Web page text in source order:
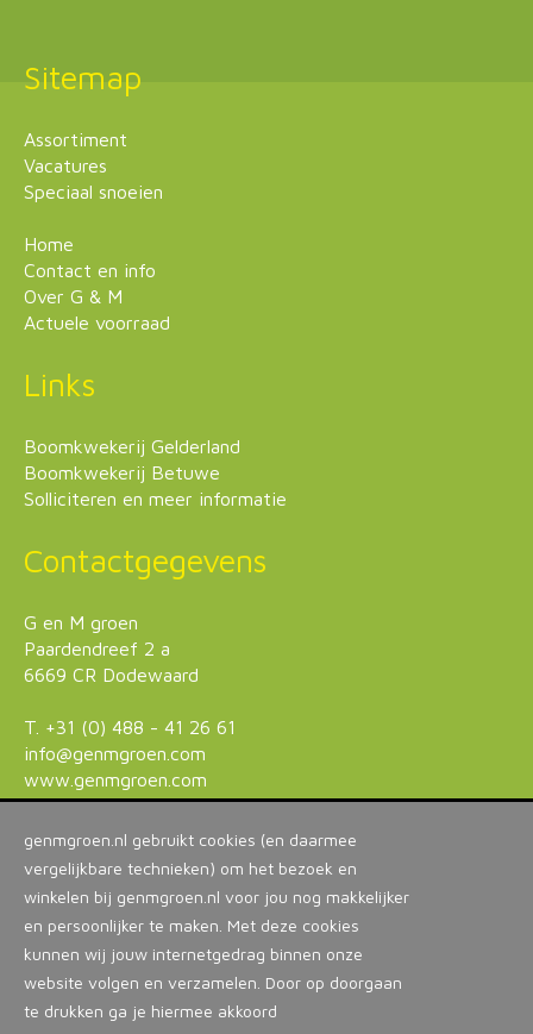
Sitemap
Assortiment
Vacatures
Speciaal snoeien
Home
Contact en info
Over G & M
Actuele voorraad
Links
Boomkwekerij Gelderland
Boomkwekerij Betuwe
Solliciteren en meer informatie
Contactgegevens
G en M groen
Paardendreef 2 a
6669 CR Dodewaard
T. +31 (0) 488 - 41 26 61
info@genmgroen.com
www.genmgroen.com
© 2026 v.o.f. G&M Disclaimer
genmgroen.nl gebruikt cookies (en daarmee
vergelijkbare technieken) om het bezoek en
winkelen bij genmgroen.nl voor jou nog makkelijker
en persoonlijker te maken. Met deze cookies
kunnen wij jouw internetgedrag binnen onze
website volgen en verzamelen. Door op doorgaan
te drukken ga je hiermee akkoord